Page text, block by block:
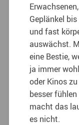
Geplänkel
und fast
auswächst.
eine Bestie,
ja immer
oder Kinos
besser
macht das
es nicht.